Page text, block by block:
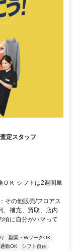
定スタッフ
Ｋ シフトは2週間単
その他販売/フロアス
、補充、買取、店内
頃に自分がハマって
副業・WワークOK
勤OK
シフト自由